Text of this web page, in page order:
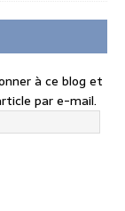
à ce blog et
par e-mail.